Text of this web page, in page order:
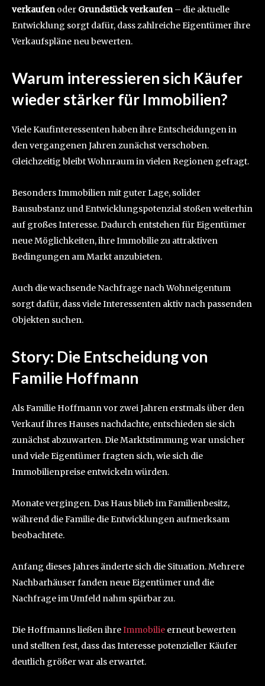
verkaufenoder Grundstück verkaufen– die aktuelle
Entwicklung sorgt dafür, dass zahlreiche Eigentümer ihre
Verkaufspläne neu bewerten.
Warum interessieren sich Käufer
wieder stärker für Immobilien?
Viele Kaufinteressenten haben ihre Entscheidungen in
den vergangenen Jahren zunächst verschoben.
Gleichzeitig bleibt Wohnraum in vielen Regionen gefragt.
Besonders Immobilien mit guter Lage, solider
Bausubstanz und Entwicklungspotenzial stoßen weiterhin
auf großes Interesse. Dadurch entstehen für Eigentümer
neue Möglichkeiten, ihre Immobilie zu attraktiven
Bedingungen am Markt anzubieten.
Auch die wachsende Nachfrage nach Wohneigentum
sorgt dafür, dass viele Interessenten aktiv nach passenden
Objekten suchen.
Story: Die Entscheidung von
Familie Hoffmann
Als Familie Hoffmann vor zwei Jahren erstmals über den
Verkauf ihres Hauses nachdachte, entschieden sie sich
zunächst abzuwarten. Die Marktstimmung war unsicher
und viele Eigentümer fragten sich, wie sich die
Immobilienpreise entwickeln würden.
Monate vergingen. Das Haus blieb im Familienbesitz,
während die Familie die Entwicklungen aufmerksam
beobachtete.
Anfang dieses Jahres änderte sich die Situation. Mehrere
Nachbarhäuser fanden neue Eigentümer und die
Nachfrage im Umfeld nahm spürbar zu.
Die Hoffmanns ließen ihreImmobilie erneut bewerten
und stellten fest, dass das Interesse potenzieller Käufer
deutlich größer war als erwartet.